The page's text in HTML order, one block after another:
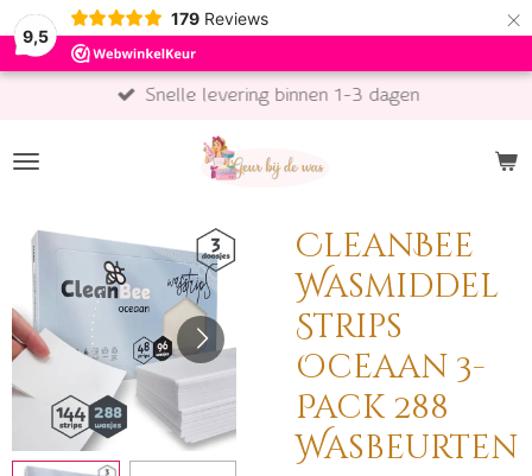
9,5
179 Reviews ×
Snelle levering binnen 1-3 dagen
CleanBee
Wasmiddel
Strips
Oceaan 3-
Pack 288
Wasbeurten